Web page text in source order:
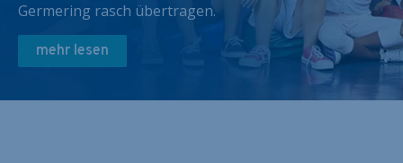
Germering rasch übertragen.
mehr lesen